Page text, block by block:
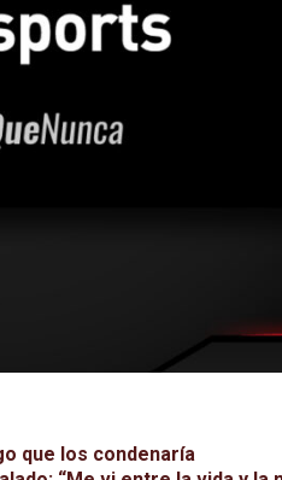
que los condenaría